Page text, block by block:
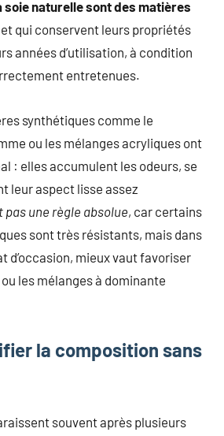
soie naturelle sont des matières
et qui conservent leurs propriétés
années d’utilisation, à condition
entretenues.
synthétiques comme le
ou les mélanges acryliques ont
: elles accumulent les odeurs, se
leur aspect lisse assez
pas une règle absolue, car certains
sont très résistants, mais dans
d’occasion, mieux vaut favoriser
les mélanges à dominante
la composition sans
souvent après plusieurs